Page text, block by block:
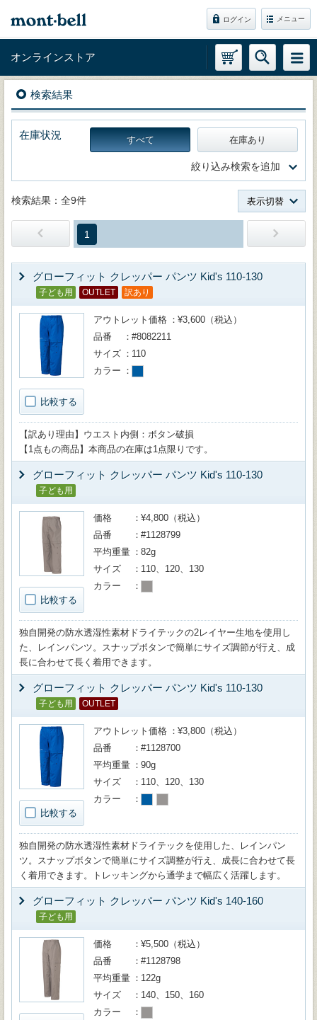
ログイン メニュー
オンラインストア
検索結果
在庫状況 すべて 在庫あり
絞り込み検索を追加
検索結果：全9件 表示切替
1
グローフィット クレッパー パンツ Kid's 110-130
子ども用 OUTLET 訳あり
比較する
アウトレット価格
¥3,600（税込）
品番
#8082211
サイズ
110
カラー
【訳あり理由】ウエスト内側：ボタン破損
【1点もの商品】本商品の在庫は1点限りです。
グローフィット クレッパー パンツ Kid's 110-130
子ども用
比較する
価格
¥4,800（税込）
品番
#1128799
平均重量
82g
サイズ
110、120、130
カラー
独自開発の防水透湿性素材ドライテックの2レイヤー生地を使用し
た、レインパンツ。スナップボタンで簡単にサイズ調節が行え、成
長に合わせて長く着用できます。
グローフィット クレッパー パンツ Kid's 110-130
子ども用 OUTLET
比較する
アウトレット価格
¥3,800（税込）
品番
#1128700
平均重量
90g
サイズ
110、120、130
カラー
独自開発の防水透湿性素材ドライテックを使用した、レインパン
ツ。スナップボタンで簡単にサイズ調整が行え、成長に合わせて長
く着用できます。トレッキングから通学まで幅広く活躍します。
グローフィット クレッパー パンツ Kid's 140-160
子ども用
価格
¥5,500（税込）
品番
#1128798
平均重量
122g
サイズ
140、150、160
カラー